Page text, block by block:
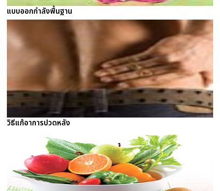
แบบออกกำลังพื้นฐาน
วิธีแก้อาการปวดหลัง